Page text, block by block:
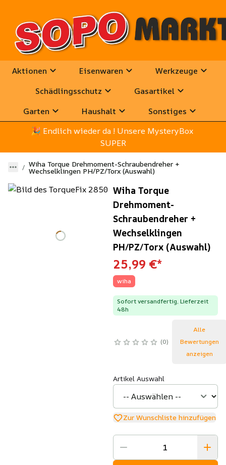
Aktionen Eisenwaren
Werkzeuge
Schädlingsschutz
Gasartikel
Garten
Haushalt
Sonstiges
🎉 Endlich wieder da ! Unsere MysteryBox
SUPER
Wiha Torque Drehmoment-Schraubendreher +
Wechselklingen PH/PZ/Torx (Auswahl)
Wiha Torque
Drehmoment-
Schraubendreher +
Wechselklingen
PH/PZ/Torx (Auswahl)
25,99 €*
wiha
Sofort versandfertig, Lieferzeit
48h
0
Alle
Bewertungen
anzeigen
Artikel Auswahl
Zur Wunschliste hinzufügen